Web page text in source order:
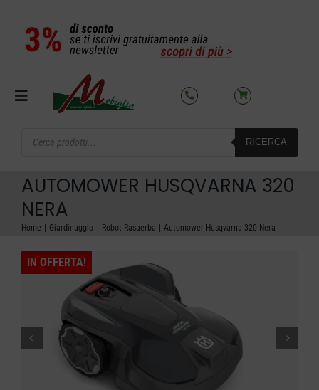
contenuto
Toggle
OFFERTE DEL MESE
AZIENDA
NOLEGGIO
CARRELLO
search
RICERCA
AUTOMOWER HUSQVARNA 320
NERA
Home Giardinaggio Robot Rasaerba Automower Husqvarna 320 Nera
IN OFFERTA!